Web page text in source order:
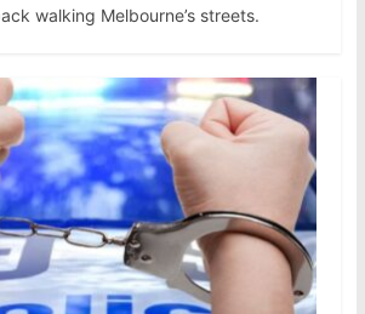
walking Melbourne’s streets.